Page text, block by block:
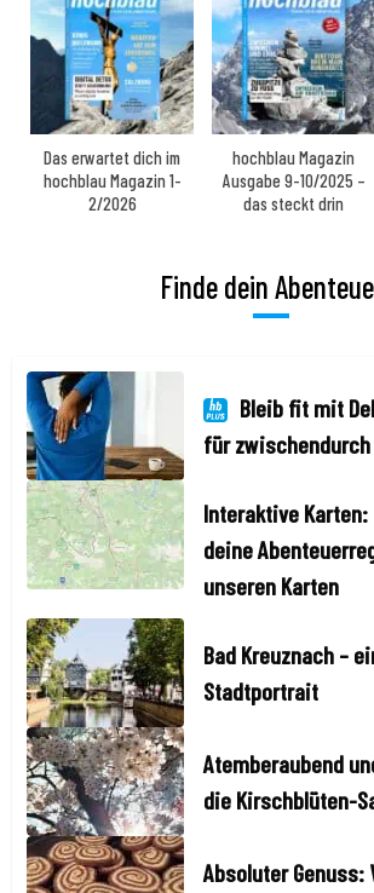
Das erwartet dich im
hochblau Magazin 1-
2/2026
hochblau Magazin
Ausgabe 9-10/2025 –
das steckt drin
Finde dein
Bleib fit mit
für zwischendurch
Interaktive Karten:
deine
unseren Karten
Bad Kreuznach –
Stadtportrait
Atemberaubend
die Kirschblüten-
Absoluter